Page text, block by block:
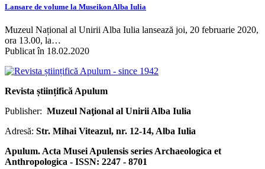
Lansare de volume la Museikon Alba Iulia
Muzeul Național al Unirii Alba Iulia lansează joi, 20 februarie 2020,
ora 13.00, la…
Publicat în 18.02.2020
Revista științifică Apulum
Publisher: Muzeul Naţional al Unirii Alba Iulia
Adresă: Str. Mihai Viteazul, nr. 12-14, Alba Iulia
Apulum. Acta Musei Apulensis series Archaeologica et
Anthropologica - ISSN: 2247 - 8701